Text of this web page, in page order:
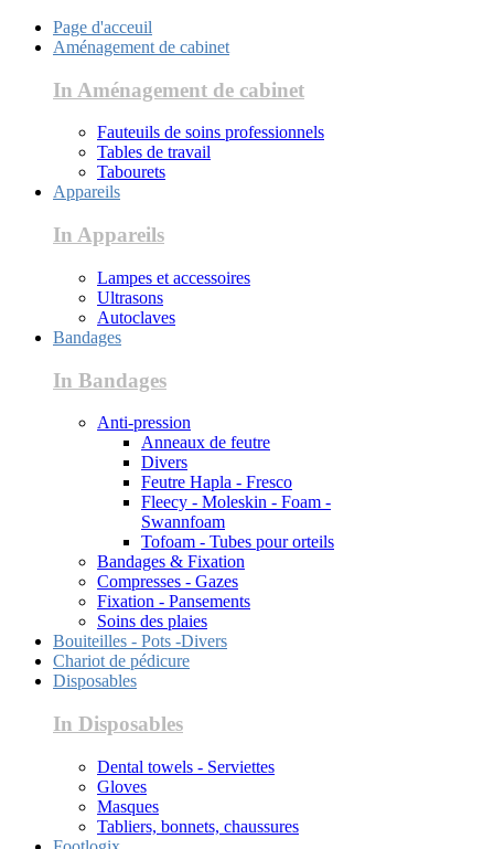
Page d'acceuil
Aménagement de cabinet
In Aménagement de cabinet
Fauteuils de soins professionnels
Tables de travail
Tabourets
Appareils
In Appareils
Lampes et accessoires
Ultrasons
Autoclaves
Bandages
In Bandages
Anti-pression
Anneaux de feutre
Divers
Feutre Hapla - Fresco
Fleecy - Moleskin - Foam -
Swannfoam
Tofoam - Tubes pour orteils
Bandages & Fixation
Compresses - Gazes
Fixation - Pansements
Soins des plaies
Bouiteilles - Pots -Divers
Chariot de pédicure
Disposables
In Disposables
Dental towels - Serviettes
Gloves
Masques
Tabliers, bonnets, chaussures